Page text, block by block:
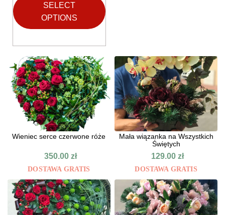
SELECT
OPTIONS
Wieniec serce czerwone róże
350.00 zł
DOSTAWA GRATIS
Mała wiązanka na Wszystkich
Świętych
129.00zł
DOSTAWA GRATIS